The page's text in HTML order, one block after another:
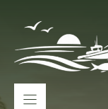
contenu